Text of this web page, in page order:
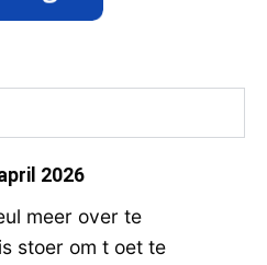
2026
meer over te
stoer om t oet te